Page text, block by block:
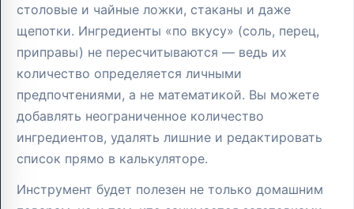
столовые и чайные ложки, стаканы и даже
щепотки. Ингредиенты «по вкусу» (соль, перец,
приправы) не пересчитываются — ведь их
количество определяется личными
предпочтениями, а не математикой. Вы можете
добавлять неограниченное количество
ингредиентов, удалять лишние и редактировать
список прямо в калькуляторе.
Инструмент будет полезен не только домашним